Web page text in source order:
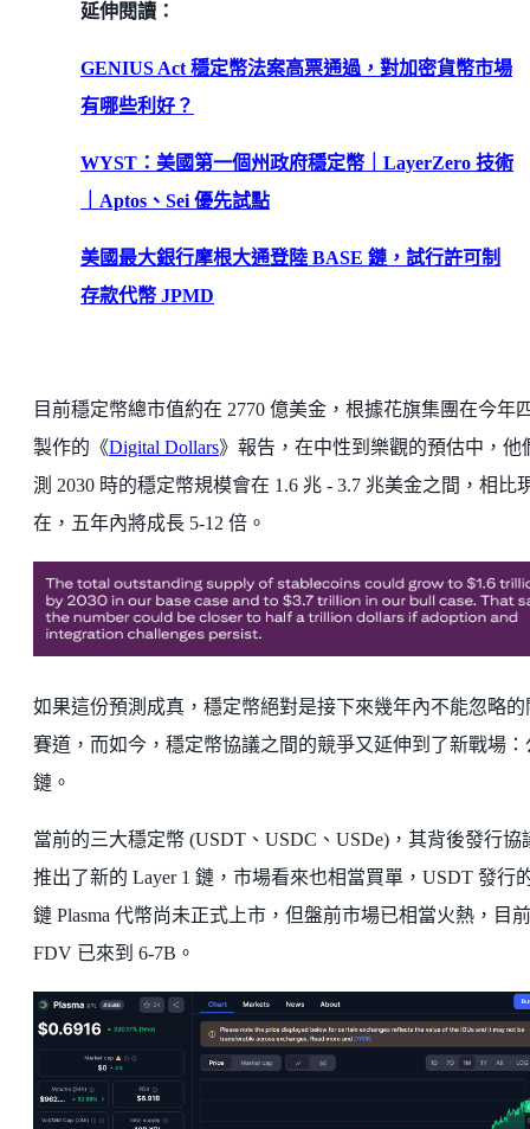
延伸閱讀：
GENIUS Act 穩定幣法案高票通過，對加密貨幣市場
有哪些利好？
WYST：美國第一個州政府穩定幣｜LayerZero 技術
｜Aptos、Sei 優先試點
美國最大銀行摩根大通登陸 BASE 鏈，試行許可制
存款代幣 JPMD
目前穩定幣總市值約在 2770 億美金，根據花旗集團在今年
製作的《Digital Dollars》報告，在中性到樂觀的預估中，他
測 2030 時的穩定幣規模會在 1.6 兆 - 3.7 兆美金之間，相比
在，五年內將成長 5-12 倍。
如果這份預測成真，穩定幣絕對是接下來幾年內不能忽略的
賽道，而如今，穩定幣協議之間的競爭又延伸到了新戰場：
鏈。
當前的三大穩定幣 (USDT、USDC、USDe)，其背後發行協
推出了新的 Layer 1 鏈，市場看來也相當買單，USDT 發行
鏈 Plasma 代幣尚未正式上市，但盤前市場已相當火熱，目前
FDV 已來到 6-7B。